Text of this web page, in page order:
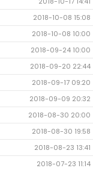
2018-10-08 15:08
2018-10-08 10:00
2018-09-24 10:00
2018-09-20 22:44
2018-09-17 09:20
2018-09-09 20:32
2018-08-30 20:00
2018-08-30 19:58
2018-08-23 13:41
2018-07-23 11:14